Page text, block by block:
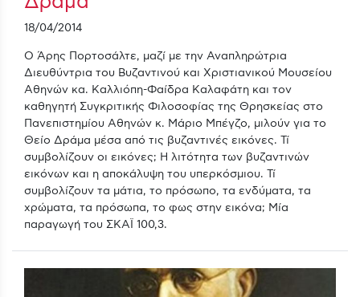
18/04/2014
Ο Άρης Πορτοσάλτε, μαζί με την Αναπληρώτρια
Διευθύντρια του Βυζαντινού και Χριστιανικού Μουσείου
Αθηνών κα. Καλλιόπη-Φαίδρα Καλαφάτη και τον
καθηγητή Συγκριτικής Φιλοσοφίας της Θρησκείας στο
Πανεπιστημίου Αθηνών κ. Μάριο Μπέγζο, μιλούν για το
Θείο Δράμα μέσα από τις βυζαντινές εικόνες. Τί
συμβολίζουν οι εικόνες; Η λιτότητα των βυζαντινών
εικόνων και η αποκάλυψη του υπερκόσμιου. Τί
συμβολίζουν τα μάτια, το πρόσωπο, τα ενδύματα, τα
χρώματα, τα πρόσωπα, το φως στην εικόνα; Μία
παραγωγή του ΣΚΑΪ 100,3.